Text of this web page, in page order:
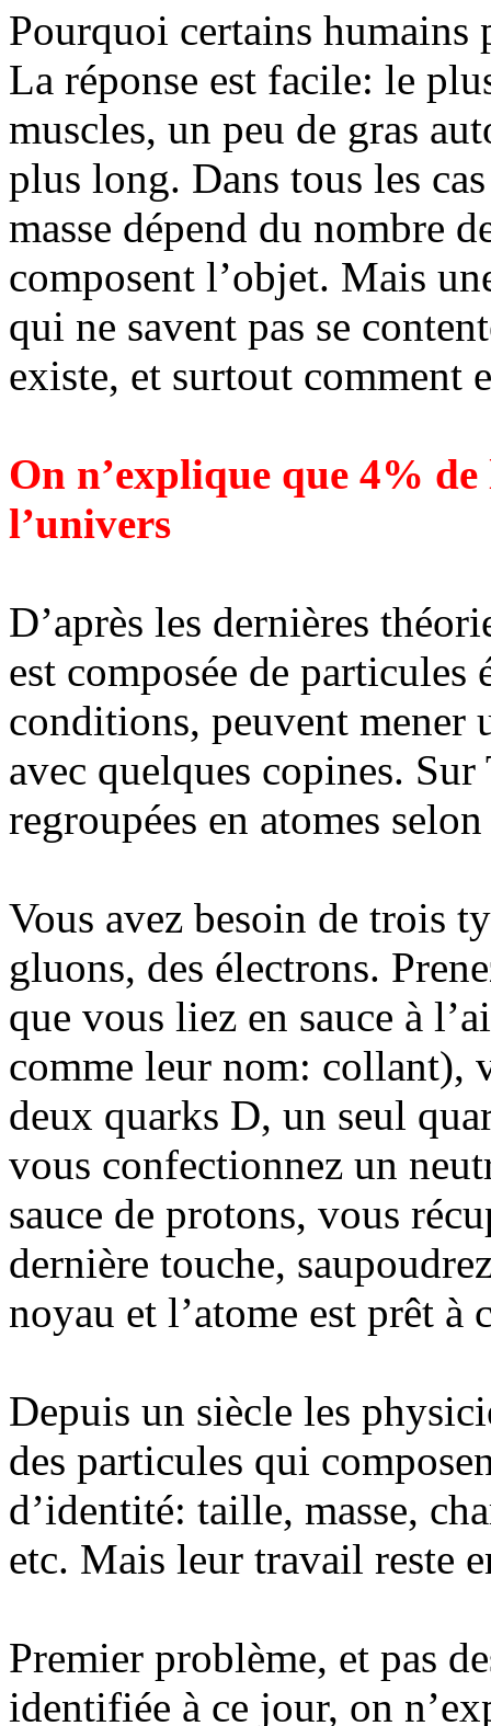
Pourquoi certains humains
La réponse est facile: le
muscles, un peu de gras
plus long. Dans tous les
masse dépend du nombre
composent l’objet. Mais
qui ne savent pas se
existe, et surtout comment
On n’explique que 4%
l’univers
D’après les dernières
est composée de
conditions, peuvent mener
avec quelques copines.
regroupées en atomes
Vous avez besoin de trois
gluons, des électrons.
que vous liez en sauce à
comme leur nom: collant),
deux quarks D, un seul
vous confectionnez un
sauce de protons, vous
dernière touche,
noyau et l’atome est prêt à
Depuis un siècle les
des particules qui
d’identité: taille, masse,
etc. Mais leur travail reste
Premier problème, et pas
identifiée à ce jour, on